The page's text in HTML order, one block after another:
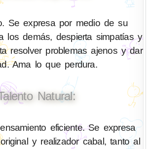
Se expresa por medio de su
los demás, despierta simpatías y
resolver problemas ajenos y dar
Ama lo que perdura.
Natural:
eficiente. Se expresa
y realizador cabal, tanto al